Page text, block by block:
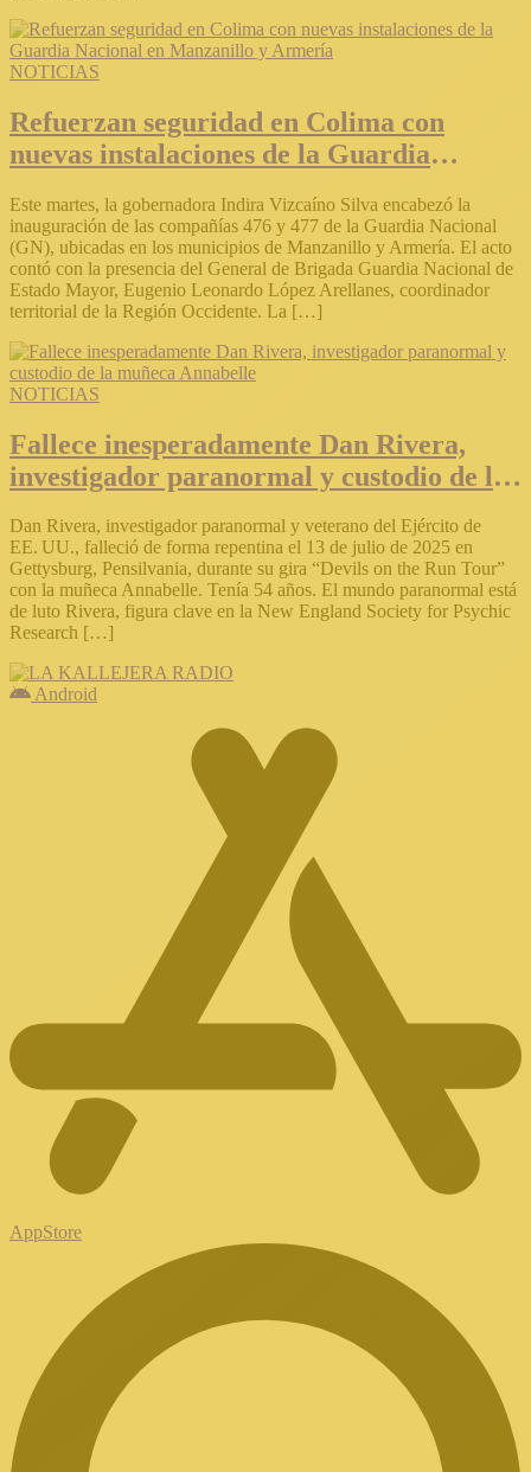
NOTICIAS
Refuerzan seguridad en Colima con
nuevas instalaciones de la Guardia
Este martes, la gobernadora Indira Vizcaíno Silva encabezó la
inauguración de las compañías 476 y 477 de la Guardia Nacional
(GN), ubicadas en los municipios de Manzanillo y Armería. El acto
contó con la presencia del General de Brigada Guardia Nacional de
Estado Mayor, Eugenio Leonardo López Arellanes, coordinador
territorial de la Región Occidente. La […]
NOTICIAS
Fallece inesperadamente Dan Rivera,
investigador paranormal y custodio de la
Dan Rivera, investigador paranormal y veterano del Ejército de
EE. UU., falleció de forma repentina el 13 de julio de 2025 en
Gettysburg, Pensilvania, durante su gira “Devils on the Run Tour”
con la muñeca Annabelle. Tenía 54 años. El mundo paranormal está
de luto Rivera, figura clave en la New England Society for Psychic
Research […]
Android
AppStore